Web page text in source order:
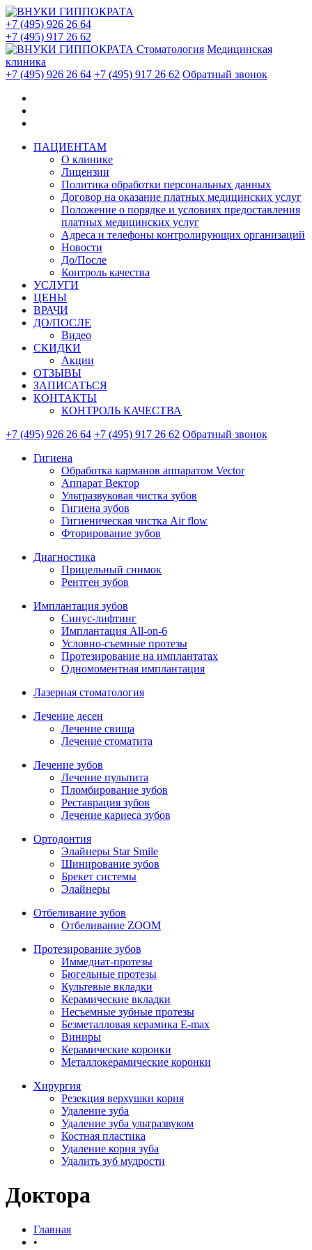
+7 (495) 926 26 64
+7 (495) 917 26 62
Стоматология Медицинская
клиника
+7 (495) 926 26 64 +7 (495) 917 26 62 Обратный звонок
ПАЦИЕНТАМ
О клинике
Лицензии
Политика обработки персональных данных
Договор на оказание платных медицинских услуг
Положение о порядке и условиях предоставления
платных медицинских услуг
Адреса и телефоны контролирующих организаций
Новости
До/После
Контроль качества
УСЛУГИ
ЦЕНЫ
ВРАЧИ
ДО/ПОСЛЕ
Видео
СКИДКИ
Акции
ОТЗЫВЫ
ЗАПИСАТЬСЯ
КОНТАКТЫ
КОНТРОЛЬ КАЧЕСТВА
+7 (495) 926 26 64 +7 (495) 917 26 62 Обратный звонок
Гигиена
Обработка карманов аппаратом Vector
Аппарат Вектор
Ультразвуковая чистка зубов
Гигиена зубов
Гигиеническая чистка Air flow
Фторирование зубов
Диагностика
Прицельный снимок
Рентген зубов
Имплантация зубов
Синус-лифтинг
Имплантация All-on-6
Условно-съемные протезы
Протезирование на имплантатах
Одномоментная имплантация
Лазерная стоматология
Лечение десен
Лечение свища
Лечение стоматита
Лечение зубов
Лечение пульпита
Пломбирование зубов
Реставрация зубов
Лечение кариеса зубов
Ортодонтия
Элайнеры Star Smile
Шинирование зубов
Брекет системы
Элайнеры
Отбеливание зубов
Отбеливание ZOOM
Протезирование зубов
Иммедиат-протезы
Бюгельные протезы
Культевые вкладки
Керамические вкладки
Несъемные зубные протезы
Безметалловая керамика E-max
Виниры
Керамические коронки
Металлокерамические коронки
Хирургия
Резекция верхушки корня
Удаление зуба
Удаление зуба ультразвуком
Костная пластика
Удаление корня зуба
Удалить зуб мудрости
Доктора
Главная
•